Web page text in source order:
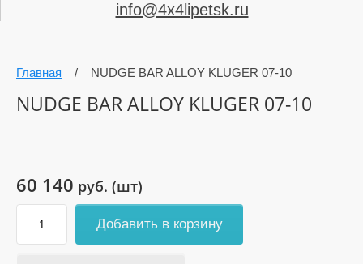
info@4x4lipetsk.ru
Главная / NUDGE BAR ALLOY KLUGER 07-10
NUDGE BAR ALLOY KLUGER 07-10
60 140 руб. (шт)
Добавить в корзину